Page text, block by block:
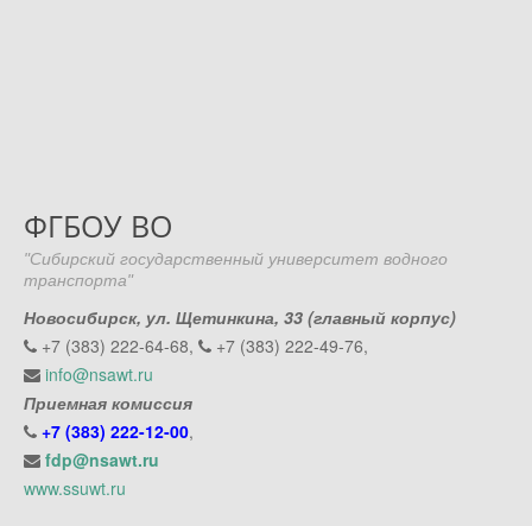
ФГБОУ ВО
"Сибирский государственный университет водного
транспорта"
Новосибирск, ул. Щетинкина, 33 (главный корпус)
+7 (383) 222-64-68,
+7 (383) 222-49-76,
info@nsawt.ru
Приемная комиссия
+7 (383) 222-12-00,
fdp@nsawt.ru
www.ssuwt.ru